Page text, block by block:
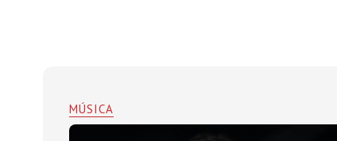
MÚSICA